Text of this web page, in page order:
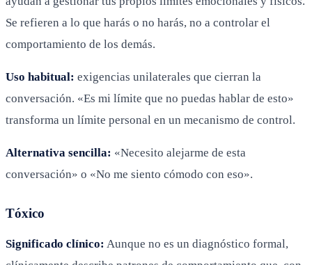
Se refieren a lo que harás o no harás, no a controlar el
comportamiento de los demás.
Uso habitual: exigencias unilaterales que cierran la
conversación. «Es mi límite que no puedas hablar de esto»
transforma un límite personal en un mecanismo de control.
Alternativa sencilla: «Necesito alejarme de esta
conversación» o «No me siento cómodo con eso».
Tóxico
Significado clínico: Aunque no es un diagnóstico formal,